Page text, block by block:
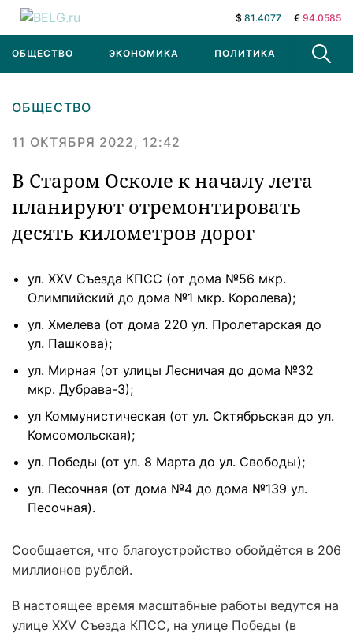
$ 81.4077 € 94.0585
ОБЩЕСТВО ЭКОНОМИКА ПОЛИТИКА В МИРЕ
ОБЩЕСТВО
11 ОКТЯБРЯ 2022, 12:42
В Старом Осколе к началу лета
планируют отремонтировать
десять километров дорог
ул. XXV Съезда КПСС (от дома №56 мкр.
Олимпийский до дома №1 мкр. Королева);
ул. Хмелева (от дома 220 ул. Пролетарская до
ул. Пашкова);
ул. Мирная (от улицы Лесничая до дома №32
мкр. Дубрава-3);
ул Коммунистическая (от ул. Октябрьская до ул.
Комсомольская);
ул. Победы (от ул. 8 Марта до ул. Свободы);
ул. Песочная (от дома №4 до дома №139 ул.
Песочная).
Сообщается, что благоустройство обойдётся в 206
миллионов рублей.
В настоящее время масштабные работы ведутся на
улице XXV Съезда КПСС, на улице Победы (в